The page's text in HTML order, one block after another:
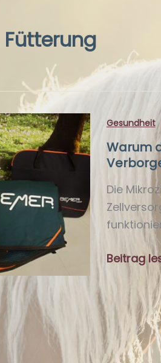
Fütterung
Gesundheit
Warum
Die
Warum
Gesundheit
deines
Pferdes
im
Beitrag